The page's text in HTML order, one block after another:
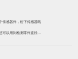
传感器件，松下传感器既
可以用到检测零件直径、